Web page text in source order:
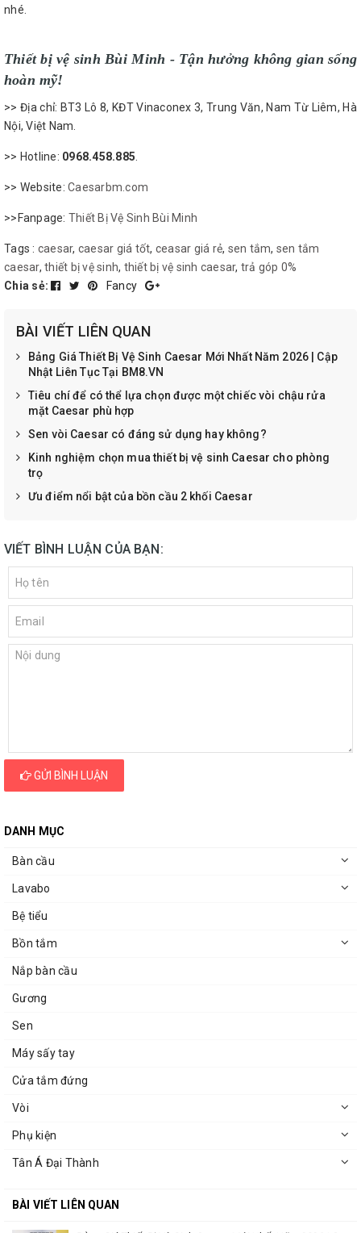
nhé.
Thiết bị vệ sinh Bùi Minh - Tận hưởng không gian sống
hoàn mỹ!
>> Địa chỉ: BT3 Lô 8, KĐT Vinaconex 3, Trung Văn, Nam Từ Liêm, Hà
Nội, Việt Nam.
>> Hotline: 0968.458.885
>> Website: Caesarbm.com
>>Fanpage: Thiết Bị Vệ Sinh Bùi Minh
Tags : caesar, caesar giá tốt, ceasar giá rẻ, sen tắm, sen tắm
caesar, thiết bị vệ sinh, thiết bị vệ sinh caesar, trả góp 0%
Chia sẻ:
Fancy
BÀI VIẾT LIÊN QUAN
Bảng Giá Thiết Bị Vệ Sinh Caesar Mới Nhất Năm 2026 | Cập
Nhật Liên Tục Tại BM8.VN
Tiêu chí để có thể lựa chọn được một chiếc vòi chậu rửa
mặt Caesar phù hợp
Sen vòi Caesar có đáng sử dụng hay không?
Kinh nghiệm chọn mua thiết bị vệ sinh Caesar cho phòng
trọ
Ưu điểm nổi bật của bồn cầu 2 khối Caesar
VIẾT BÌNH LUẬN CỦA BẠN:
GỬI BÌNH LUẬN
DANH MỤC
Bàn cầu
Lavabo
Bệ tiểu
Bồn tắm
Nắp bàn cầu
Gương
Sen
Máy sấy tay
Cửa tắm đứng
Vòi
Phụ kiện
Tân Á Đại Thành
BÀI VIẾT LIÊN QUAN